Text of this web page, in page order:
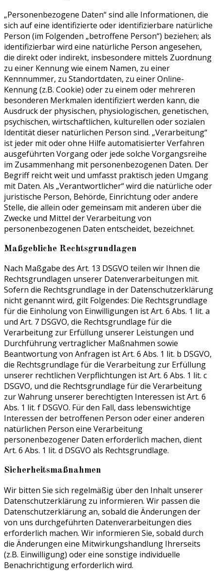
„Personenbezogene Daten“ sind alle Informationen, die
sich auf eine identifizierte oder identifizierbare natürliche
Person (im Folgenden „betroffene Person“) beziehen; als
identifizierbar wird eine natürliche Person angesehen,
die direkt oder indirekt, insbesondere mittels Zuordnung
zu einer Kennung wie einem Namen, zu einer
Kennnummer, zu Standortdaten, zu einer Online-
Kennung (z.B. Cookie) oder zu einem oder mehreren
besonderen Merkmalen identifiziert werden kann, die
Ausdruck der physischen, physiologischen, genetischen,
psychischen, wirtschaftlichen, kulturellen oder sozialen
Identität dieser natürlichen Person sind. „Verarbeitung“
ist jeder mit oder ohne Hilfe automatisierter Verfahren
ausgeführten Vorgang oder jede solche Vorgangsreihe
im Zusammenhang mit personenbezogenen Daten. Der
Begriff reicht weit und umfasst praktisch jeden Umgang
mit Daten. Als „Verantwortlicher“ wird die natürliche oder
juristische Person, Behörde, Einrichtung oder andere
Stelle, die allein oder gemeinsam mit anderen über die
Zwecke und Mittel der Verarbeitung von
personenbezogenen Daten entscheidet, bezeichnet.
Maßgebliche Rechtsgrundlagen
Nach Maßgabe des Art. 13 DSGVO teilen wir Ihnen die
Rechtsgrundlagen unserer Datenverarbeitungen mit.
Sofern die Rechtsgrundlage in der Datenschutzerklärung
nicht genannt wird, gilt Folgendes: Die Rechtsgrundlage
für die Einholung von Einwilligungen ist Art. 6 Abs. 1 lit. a
und Art. 7 DSGVO, die Rechtsgrundlage für die
Verarbeitung zur Erfüllung unserer Leistungen und
Durchführung vertraglicher Maßnahmen sowie
Beantwortung von Anfragen ist Art. 6 Abs. 1 lit. b DSGVO,
die Rechtsgrundlage für die Verarbeitung zur Erfüllung
unserer rechtlichen Verpflichtungen ist Art. 6 Abs. 1 lit. c
DSGVO, und die Rechtsgrundlage für die Verarbeitung
zur Wahrung unserer berechtigten Interessen ist Art. 6
Abs. 1 lit. f DSGVO. Für den Fall, dass lebenswichtige
Interessen der betroffenen Person oder einer anderen
natürlichen Person eine Verarbeitung
personenbezogener Daten erforderlich machen, dient
Art. 6 Abs. 1 lit. d DSGVO als Rechtsgrundlage.
Sicherheitsmaßnahmen
Wir bitten Sie sich regelmäßig über den Inhalt unserer
Datenschutzerklärung zu informieren. Wir passen die
Datenschutzerklärung an, sobald die Änderungen der
von uns durchgeführten Datenverarbeitungen dies
erforderlich machen. Wir informieren Sie, sobald durch
die Änderungen eine Mitwirkungshandlung Ihrerseits
(z.B. Einwilligung) oder eine sonstige individuelle
Benachrichtigung erforderlich wird.